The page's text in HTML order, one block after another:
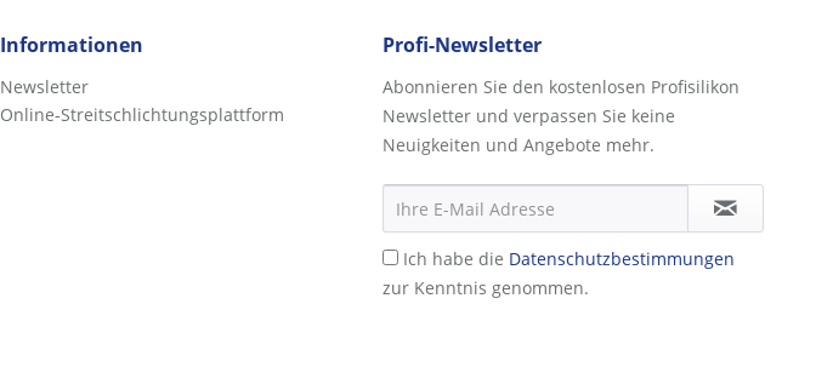
Informationen
Newsletter
Online-Streitschlichtungsplattform
Profi-Newsletter
Abonnieren Sie den kostenlosen Profisilikon
Newsletter und verpassen Sie keine
Neuigkeiten und Angebote mehr.
Ich habe die Datenschutzbestimmungen
zur Kenntnis genommen.